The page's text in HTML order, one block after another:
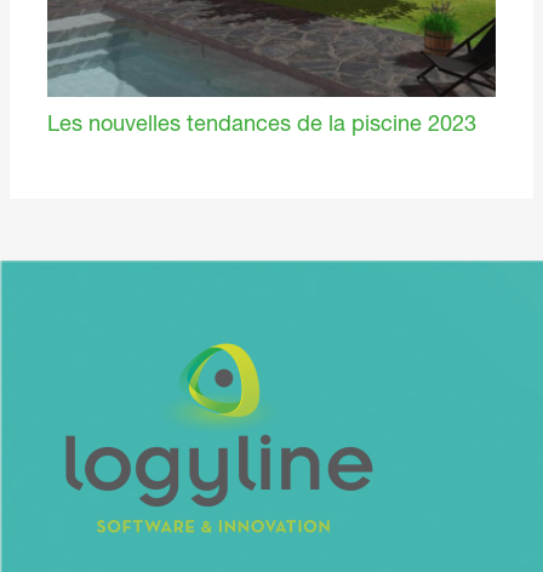
Les nouvelles tendances de la piscine 2023